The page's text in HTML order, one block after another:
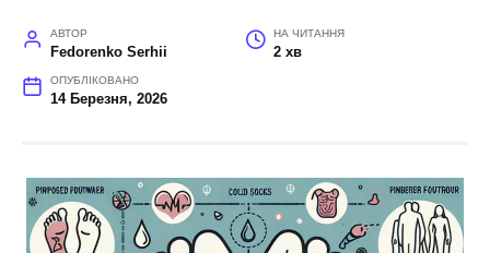
АВТОР
Fedorenko Serhii
НА ЧИТАННЯ
2 хв
ОПУБЛІКОВАНО
14 Березня, 2026